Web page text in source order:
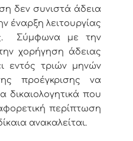
δεν συνιστά άδεια
έναρξη λειτουργίας
Σύμφωνα με την
χορήγηση άδειας
εντός τριών μηνών
προέγκρισης να
που
περίπτωση
ανακαλείται.